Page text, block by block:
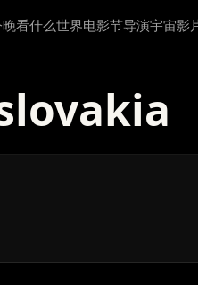
看什么世界电影节导演宇宙影